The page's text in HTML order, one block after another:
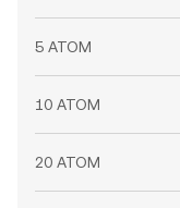
5 ATOM
10 ATOM
20 ATOM